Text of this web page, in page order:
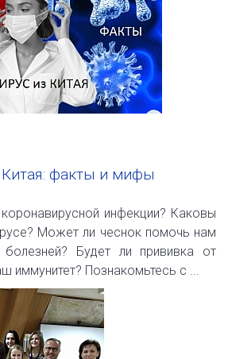
Китая: факты и мифы
инфекции? Каковы
Может ли чеснок помочь нам
Будет ли прививка от
иммунитет? Познакомьтесь с ...